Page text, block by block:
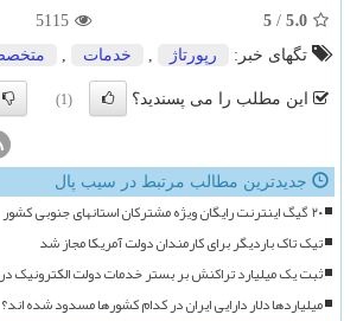
5.0
/
5
5115
تگهای خبر:
رپورتاژ , خدمات ,
این مطلب را می پسندید؟ (1)
جدیدترین مطالب مرتبط در سیب پال
۲۰ گیگ اینترنت رایگان ویژه مشترکان استانهای جنوبی کشور
تیک تاک باردیگر برای کارمندان دولت آمریکا مجاز شد
ثبت یک میلیارد تراکنش بر بستر خدمات دولت الکترونیک در جنگ
میلیاردها دلار دارایی ایران در کدام کشورها مسدود شده اند؟